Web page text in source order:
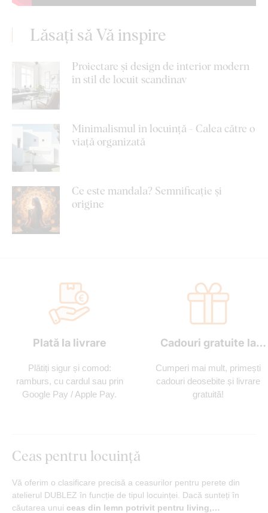
Lăsați să Vă inspire
Proiectare și design de interior modern
în stil de locuit scandinav
Minimalismul în locuință - Calea către o
viață organizată
Ce este mandala? Semnificație și
origine
Plată la livrare
Plătiți sigur și comod:
ramburs, cu cardul sau prin
Google Pay / Apple Pay.
Cadouri gratuite la
Cumperi mai mult, primești
cadouri deosebite și livrare
gratuită!
Ceas pentru locuință
Vă oferim o clasificare precisă a ceasurilor pentru perete din
atelierul DUBLEZ în funcție de tipul locuinței. Dacă sunteți în
căutarea unui ceas din lemn potrivit pentru living,…